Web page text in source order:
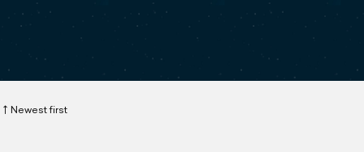
Newest first